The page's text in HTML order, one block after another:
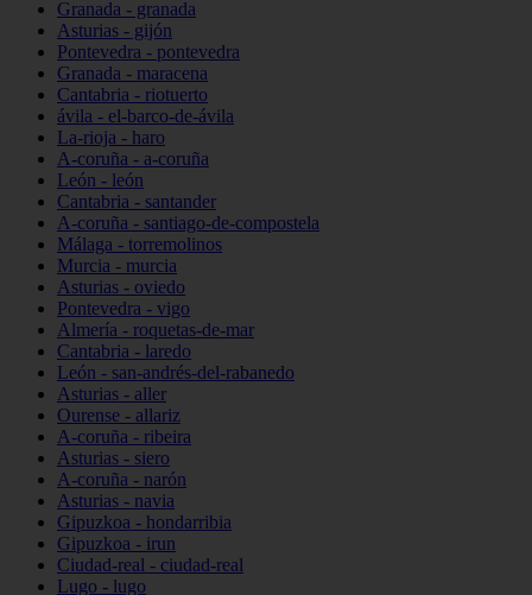
Granada - granada
Asturias - gijón
Pontevedra - pontevedra
Granada - maracena
Cantabria - riotuerto
ávila - el-barco-de-ávila
La-rioja - haro
A-coruña - a-coruña
León - león
Cantabria - santander
A-coruña - santiago-de-compostela
Málaga - torremolinos
Murcia - murcia
Asturias - oviedo
Pontevedra - vigo
Almería - roquetas-de-mar
Cantabria - laredo
León - san-andrés-del-rabanedo
Asturias - aller
Ourense - allariz
A-coruña - ribeira
Asturias - siero
A-coruña - narón
Asturias - navia
Gipuzkoa - hondarribia
Gipuzkoa - irun
Ciudad-real - ciudad-real
Lugo - lugo